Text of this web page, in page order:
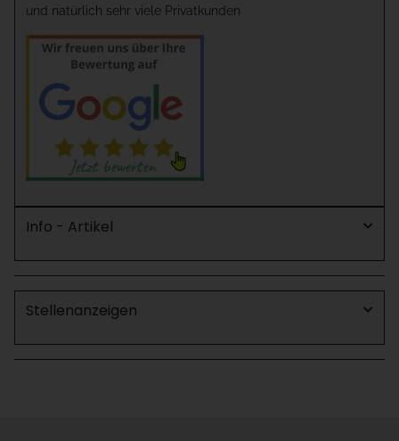
und natürlich sehr viele Privatkunden
Info - Artikel
Stellenanzeigen